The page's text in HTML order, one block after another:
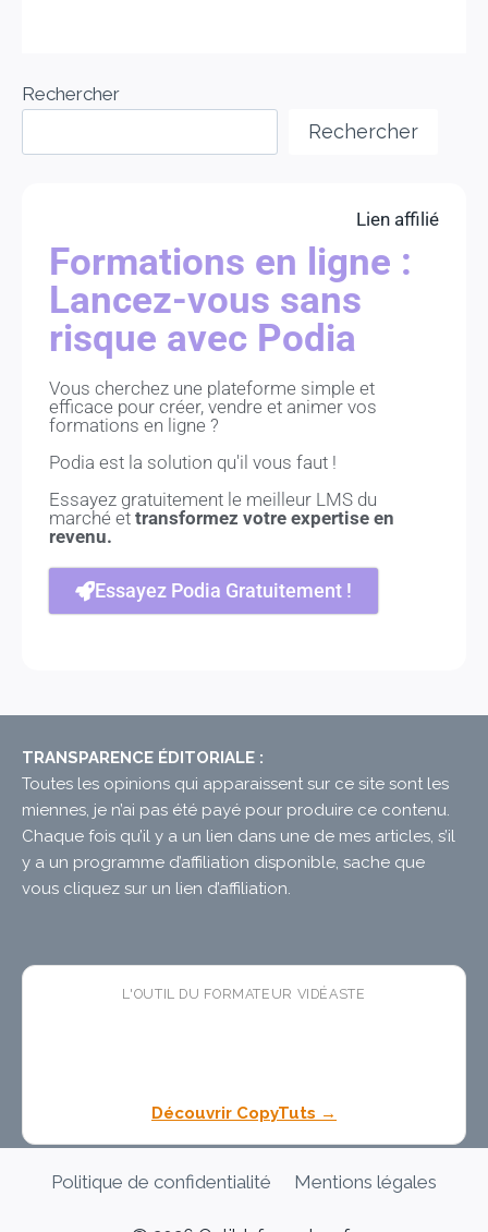
Rechercher
Rechercher
Lien affilié
Formations en ligne :
Lancez-vous sans
risque avec Podia
Vous cherchez une plateforme simple et
efficace pour créer, vendre et animer vos
formations en ligne ?
Podia est la solution qu'il vous faut !
Essayez gratuitement le meilleur LMS du
marché ettransformez votre expertise en
revenu.
Essayez Podia Gratuitement !
TRANSPARENCE ÉDITORIALE :
Toutes les opinions qui apparaissent sur ce site sont les
miennes, je n’ai pas été payé pour produire ce contenu.
Chaque fois qu’il y a un lien dans une de mes articles, s’il
y a un programme d’affiliation disponible, sache que
vous cliquez sur un lien d’affiliation.
L'OUTIL DU FORMATEUR VIDÉASTE
Découvrir CopyTuts →
Politique de confidentialité Mentions légales